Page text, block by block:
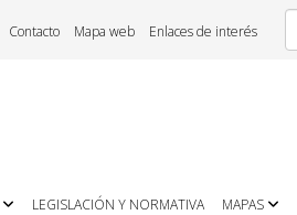
Contacto Mapa web Enlaces de interés
LEGISLACIÓN Y NORMATIVA MAPAS